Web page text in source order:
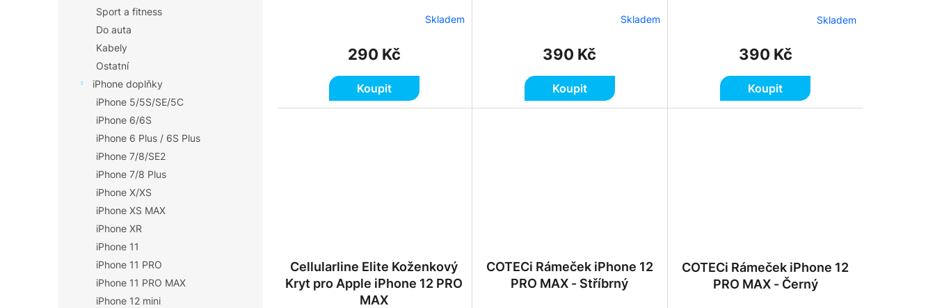
Sport a fitness
Do auta
Kabely
Ostatní
iPhone doplňky
iPhone 5/5S/SE/5C
iPhone 6/6S
iPhone 6 Plus / 6S Plus
iPhone 7/8/SE2
iPhone 7/8 Plus
iPhone X/XS
iPhone XS MAX
iPhone XR
iPhone 11
iPhone 11 PRO
iPhone 11 PRO MAX
iPhone 12 mini
Skladem
290 Kč
Koupit
Skladem
390 Kč
Koupit
Skladem
390 Kč
Koupit
Cellularline Elite Koženkový
Kryt pro Apple iPhone 12 PRO
MAX
COTECi Rámeček iPhone 12
PRO MAX - Stříbrný
COTECi Rámeček iPhone 12
PRO MAX - Černý